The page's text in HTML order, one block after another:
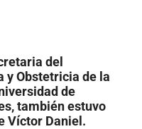
del
y Obstetricia de la
de
también estuvo
Víctor Daniel.